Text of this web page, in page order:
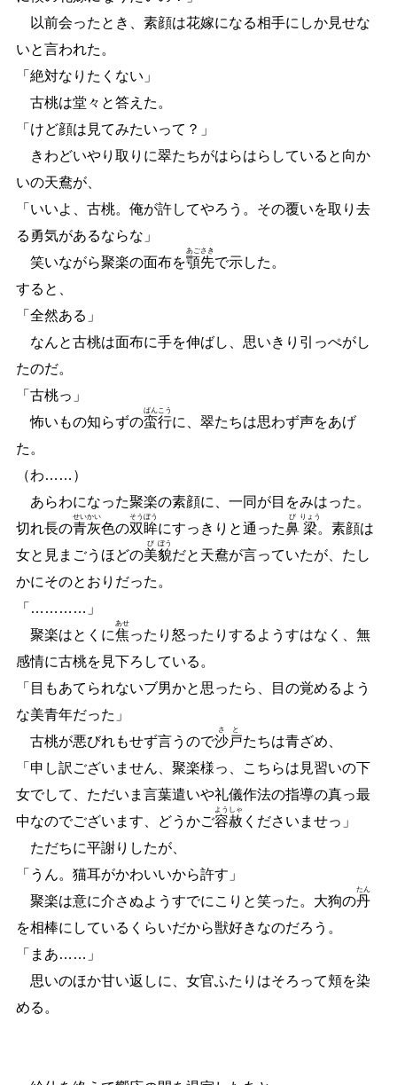
以前会ったとき、素顔は花嫁になる相手にしか見せな
いと言われた。
「絶対なりたくない」
古桃は堂々と答えた。
「けど顔は見てみたいって？」
きわどいやり取りに翠たちがはらはらしていると向か
いの天鴦が、
「いいよ、古桃。俺が許してやろう。その覆いを取り去
る勇気があるならな」
笑いながら聚楽の面布を顎
あご
先
さき
で示した。
すると、
「全然ある」
なんと古桃は面布に手を伸ばし、思いきり引っぺがし
たのだ。
「古桃っ」
怖いもの知らずの蛮
ばん
行
こう
に、翠たちは思わず声をあげ
た。
（わ… … ）
あらわになった聚楽の素顔に、一同が目をみはった。
切れ長の青
せい
灰
かい
色の双
そう
眸
ぼう
にすっきりと通った鼻
び
梁
りょう
。素顔は
女と見まごうほどの美
び
貌
ぼう
だと天鴦が言っていたが、たし
かにそのとおりだった。
「 … … … … 」
聚楽はとくに焦
あせ
ったり怒ったりするようすはなく、無
感情に古桃を見下ろしている。
「目もあてられないブ男かと思ったら、目の覚めるよう
な美青年だった」
古桃が悪びれもせず言うので沙
さ
戸
と
たちは青ざめ、
「申し訳ございません、聚楽様っ、こちらは見習いの下
女でして、ただいま言葉遣いや礼儀作法の指導の真っ最
中なのでございます、どうかご容
よう
赦
しゃ
くださいませっ」
ただちに平謝りしたが、
「うん。猫耳がかわいいから許す」
聚楽は意に介さぬようすでにこりと笑った。大狗の丹
たん
を相棒にしているくらいだから獣好きなのだろう。
「まあ… … 」
思いのほか甘い返しに、女官ふたりはそろって頬を染
める。